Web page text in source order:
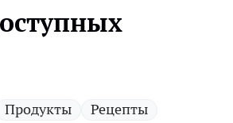
Продукты Рецепты